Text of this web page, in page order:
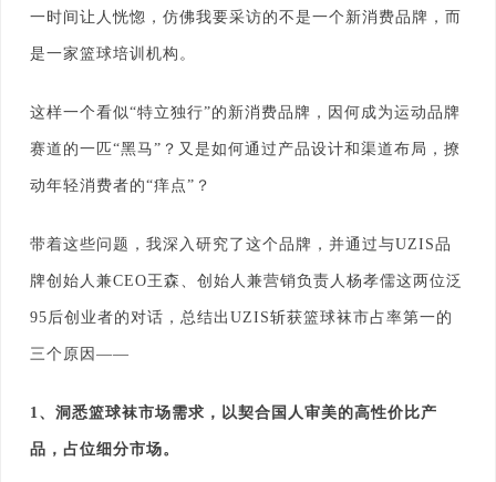
一时间让人恍惚，仿佛我要采访的不是一个新消费品牌，而
是一家篮球培训机构。
这样一个看似“特立独行”的新消费品牌，因何成为运动品牌
赛道的一匹“黑马”？又是如何通过产品设计和渠道布局，撩
动年轻消费者的“痒点”？
带着这些问题，我深入研究了这个品牌，并通过与UZIS品
牌创始人兼CEO王森、创始人兼营销负责人杨孝儒这两位泛
95后创业者的对话，总结出UZIS斩获篮球袜市占率第一的
三个原因——
1、洞悉篮球袜市场需求，以契合国人审美的高性价比产
品，占位细分市场。